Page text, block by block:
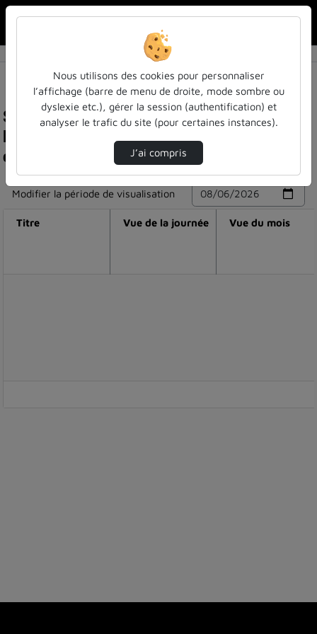
Statistiques de visualisation de la vidéo
Probabilité, irréversibilité et propagation du
chaos
Modifier la période de visualisation
Titre Vue de la journée Vue du mois
Nous utilisons des cookies pour personnaliser
l’affichage (barre de menu de droite, mode sombre ou
dyslexie etc.), gérer la session (authentification) et
analyser le trafic du site (pour certaines instances).
J’ai compris